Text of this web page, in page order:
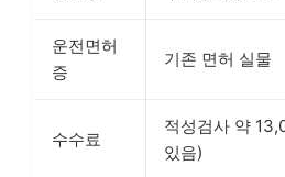
운전면허
증
기존 면허 실물
수수료
적성검사 약
있음)